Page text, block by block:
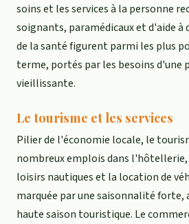
soins et les services à la personne
soignants, paramédicaux et d'aide à
de la santé figurent parmi les plus
terme, portés par les besoins d'une
vieillissante.
Le tourisme et les services
Pilier de l'économie locale, le
nombreux emplois dans
loisirs nautiques et la location de
marquée par une saisonnalité forte,
haute saison touristique. Le